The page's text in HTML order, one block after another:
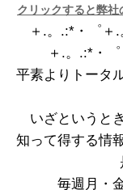
クリックすると弊
＋.。.:*・゜＋
＋.。.:*・
平素よりトータ
いざというと
知って得する情
毎週月・